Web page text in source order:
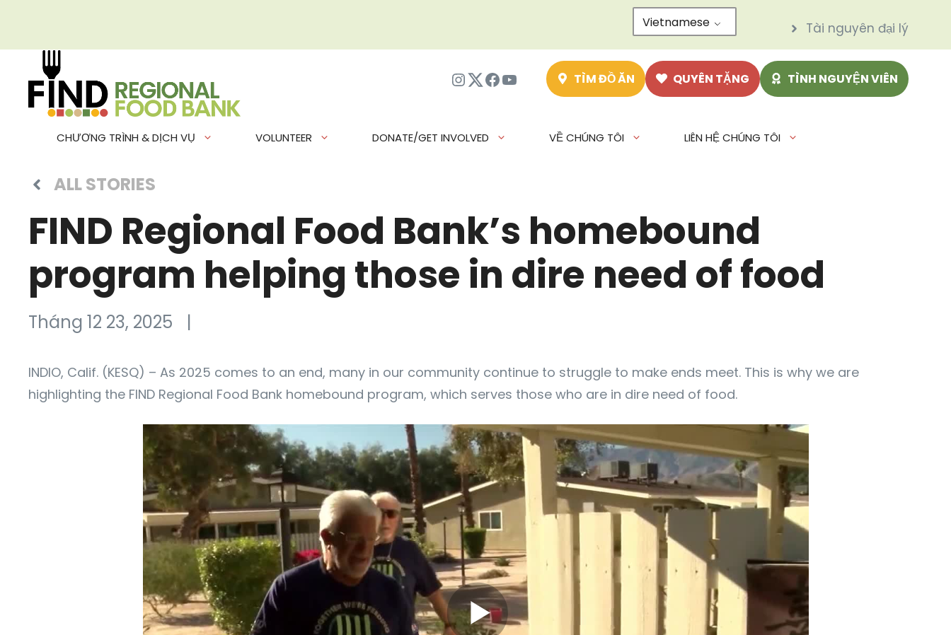
nội
dung
Tài nguyên đại lý
Vietnamese
Instagram
Twitter
Facebook
Youtube TÌM ĐỒ ĂN QUYÊN TẶNG TÌNH NGUYỆN VIÊN
CHƯƠNG TRÌNH & DỊCH VỤ VOLUNTEER DONATE/GET INVOLVED VỀ CHÚNG TÔI LIÊN HỆ CHÚNG TÔI
ALL STORIES
FIND Regional Food Bank’s homebound
program helping those in dire need of food
Tháng 12 23, 2025 |
INDIO, Calif. (KESQ) – As 2025 comes to an end, many in our community continue to struggle to make ends meet. This is why we are
highlighting the FIND Regional Food Bank homebound program, which serves those who are in dire need of food.